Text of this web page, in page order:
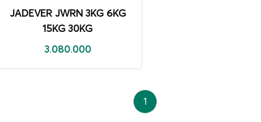
JADEVER JWRN 3KG 6KG
15KG 30KG
3.080.000
1